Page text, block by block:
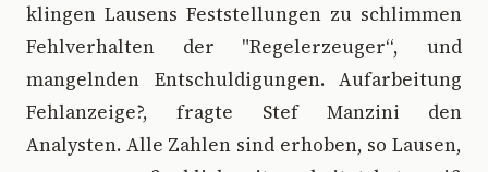
klingen Lausens Feststellungen zu schlimmen
Fehlverhalten der "Regelerzeuger“, und
mangelnden Entschuldigungen. Aufarbeitung
Fehlanzeige?, fragte Stef Manzini den
Analysten. Alle Zahlen sind erhoben, so Lausen,